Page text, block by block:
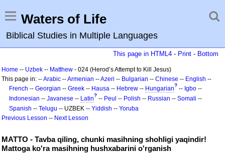
Waters of Life
Biblical Studies in Multiple Languages
This page in HTML4 - Print - Bottom
Home -- Uzbek -- Matthew - 024 (Herod’s Attempt to Kill Jesus)
This page in: --Arabic --Armenian --Azeri -- Bulgarian -- Chinese -- English --
French -- Georgian -- Greek -- Hausa -- Hebrew -- Hungarian? -- Igbo --
Indonesian -- Javanese -- Latin? -- Peul -- Polish -- Russian -- Somali --
Spanish -- Telugu -- UZBEK -- Yiddish -- Yoruba
Previous Lesson -- Next Lesson
MATTO - Tavba qiling, chunki masihning shohligi yaqindir!
Mattoga ko'ra masihning hushxabarini o'rganish